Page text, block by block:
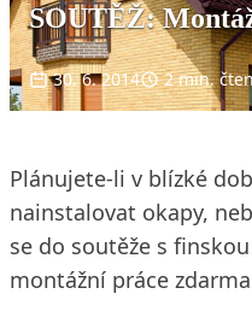
SOUTĚŽ:
30. 6. 2014 2 min.
Plánujete-li v blízké
nainstalovat okapy,
se do soutěže s
montážní práce